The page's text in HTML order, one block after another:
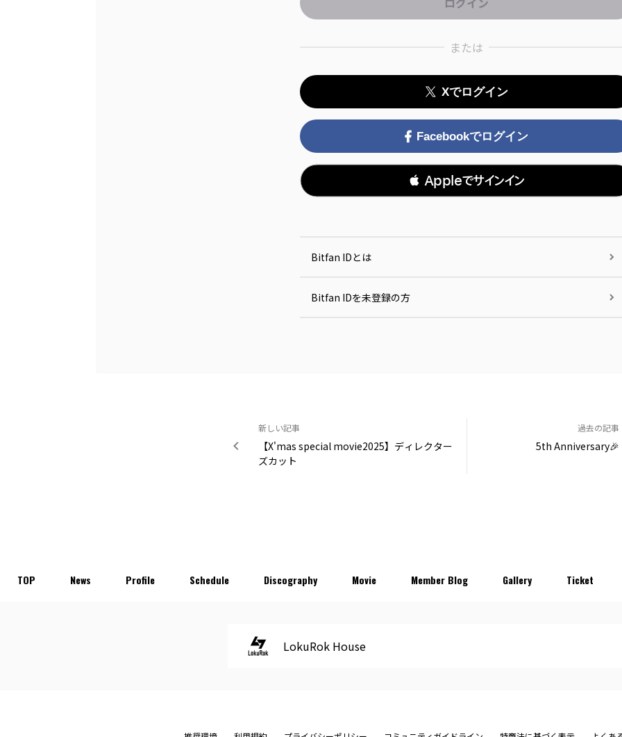
または
Xでログイン
Facebookでログイン
 Appleでサインイン
Bitfan IDとは
Bitfan IDを未登録の方
新しい記事
【X'mas special movie2025】ディレクター
ズカット
過去の記事
5th Anniversary🎉
TOP News Profile Schedule Discography Movie Member Blog Gallery Ticket
LokuRok House